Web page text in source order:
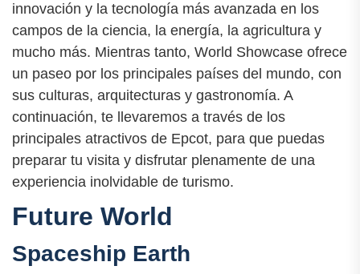
innovación y la tecnología más avanzada en los
campos de la ciencia, la energía, la agricultura y
mucho más. Mientras tanto, World Showcase ofrece
un paseo por los principales países del mundo, con
sus culturas, arquitecturas y gastronomía. A
continuación, te llevaremos a través de los
principales atractivos de Epcot, para que puedas
preparar tu visita y disfrutar plenamente de una
experiencia inolvidable de turismo.
Future World
Spaceship Earth